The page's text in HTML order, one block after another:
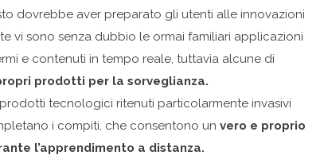
dovrebbe aver preparato gli utenti alle innovazioni
vi sono senza dubbio le ormai familiari applicazioni
e contenuti in tempo reale, tuttavia alcune di
prodotti per la sorveglianza.
tecnologici ritenuti particolarmente invasivi
i compiti, che consentono un vero e proprio
l’apprendimento a distanza.